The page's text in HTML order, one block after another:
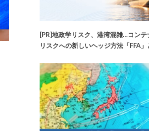
[PR]地政学リスク、港湾混雑…コンテ
リスクへの新しいヘッジ方法「FFA」